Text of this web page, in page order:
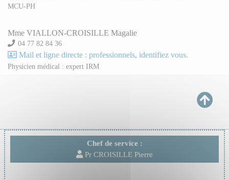
Chef de service :
Pr CROISILLE Pierre
MCU-PH
Mme VIALLON-CROISILLE Magalie
04 77 82 84 36
Mail et ligne directe : professionnels, identifiez vous.
Physicien médical : expert IRM